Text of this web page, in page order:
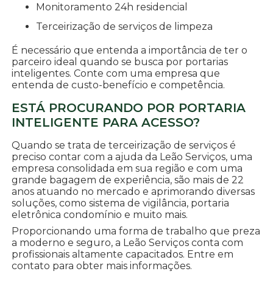
monitoramento 24h residencial
terceirização de serviços de limpeza
É necessário que entenda a importância de ter o
parceiro ideal quando se busca por portarias
inteligentes. Conte com uma empresa que
entenda de custo-benefício e competência.
ESTÁ PROCURANDO POR PORTARIA
INTELIGENTE PARA ACESSO?
Quando se trata de terceirização de serviços é
preciso contar com a ajuda da Leão Serviços, uma
empresa consolidada em sua região e com uma
grande bagagem de experiência, são mais de 22
anos atuando no mercado e aprimorando diversas
soluções, como sistema de vigilância, portaria
eletrônica condomínio e muito mais.
Proporcionando uma forma de trabalho que preza
a moderno e seguro, a Leão Serviços conta com
profissionais altamente capacitados. Entre em
contato para obter mais informações.